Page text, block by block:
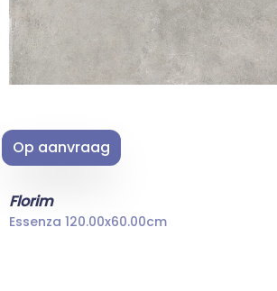
Op aanvraag
Florim
Essenza 120.00x60.00cm